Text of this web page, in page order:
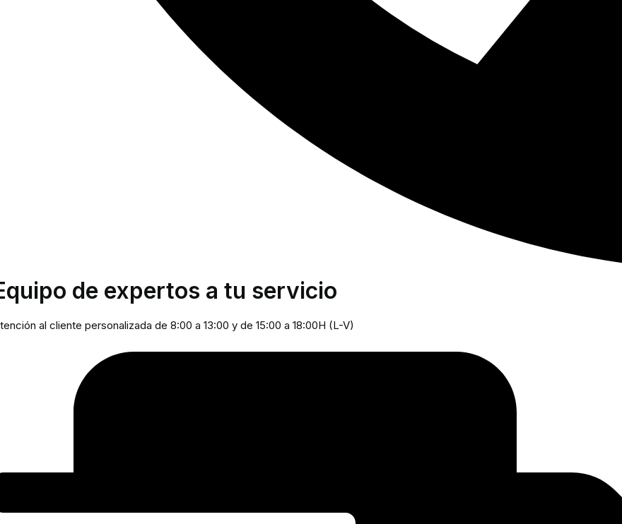
de expertos a tu servicio
al cliente personalizada de 8:00 a 13:00 y de 15:00 a 18:00H (L-V)